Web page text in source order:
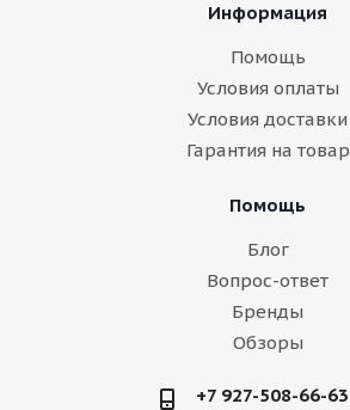
Информация
Помощь
Условия оплаты
Условия доставки
Гарантия на товар
Помощь
Блог
Вопрос-ответ
Бренды
Обзоры
+7 927-508-66-63